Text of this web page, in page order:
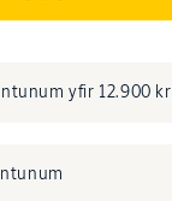
yfir 12.900 kr